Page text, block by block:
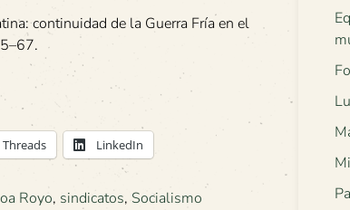
continuidad de la Guerra Fría en el
Threads LinkedIn
Royo, sindicatos, Socialismo